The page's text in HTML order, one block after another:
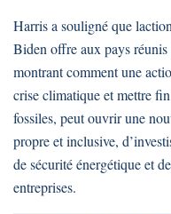
Harris a souligné que
Biden offre aux pays
montrant comment une
crise climatique et mettre
fossiles, peut ouvrir une
propre et inclusive,
de sécurité énergétique et
entreprises.